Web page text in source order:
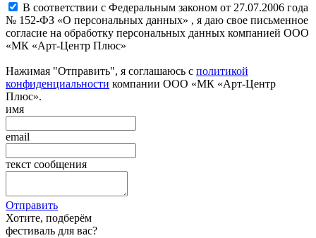
В соответствии с Федеральным законом от 27.07.2006 года
№ 152-ФЗ «О персональных данных» , я даю свое письменное
согласие на обработку персональных данных компанией ООО
«МК «Арт-Центр Плюс»
Нажимая "Отправить", я соглашаюсь с политикой
конфиденциальности компании ООО «МК «Арт-Центр
Плюс».
имя
email
текст сообщения
Отправить
Хотите, подберём
фестиваль для вас?